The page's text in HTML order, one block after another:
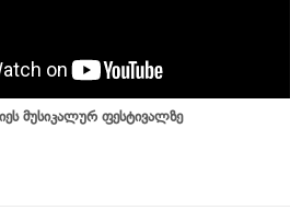
მუსიკალურ ფესტივალზე